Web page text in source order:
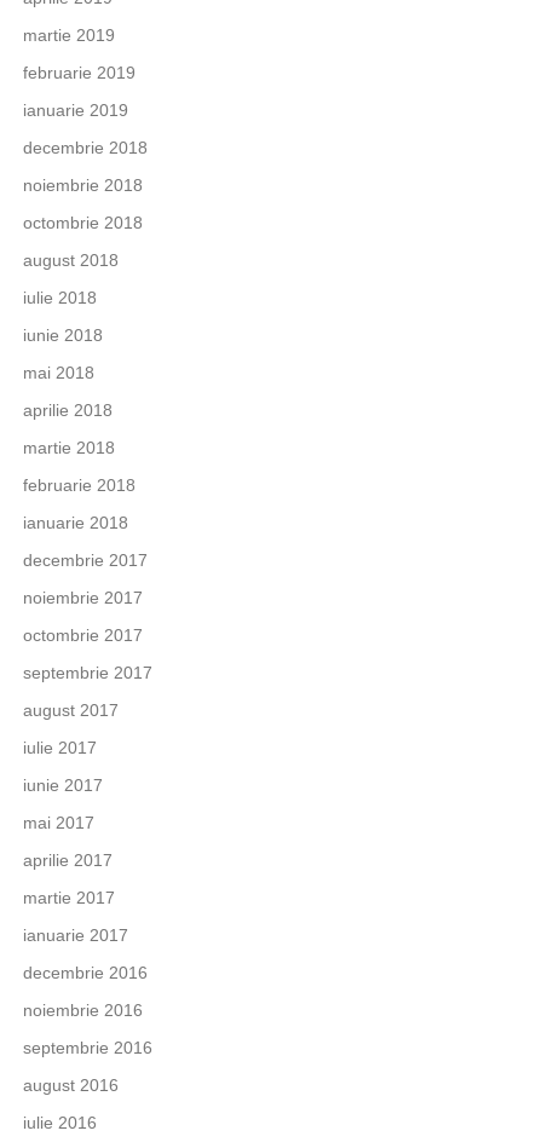
martie 2019
februarie 2019
ianuarie 2019
decembrie 2018
noiembrie 2018
octombrie 2018
august 2018
iulie 2018
iunie 2018
mai 2018
aprilie 2018
martie 2018
februarie 2018
ianuarie 2018
decembrie 2017
noiembrie 2017
octombrie 2017
septembrie 2017
august 2017
iulie 2017
iunie 2017
mai 2017
aprilie 2017
martie 2017
ianuarie 2017
decembrie 2016
noiembrie 2016
septembrie 2016
august 2016
iulie 2016